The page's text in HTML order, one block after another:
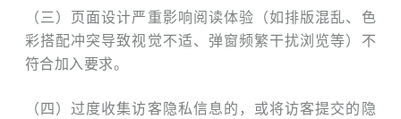
（三）页面设计严重影响阅读体验（如排版混乱、色
彩搭配冲突导致视觉不适、弹窗频繁干扰浏览等）不
符合加入要求。
（四）过度收集访客隐私信息的，或将访客提交的隐